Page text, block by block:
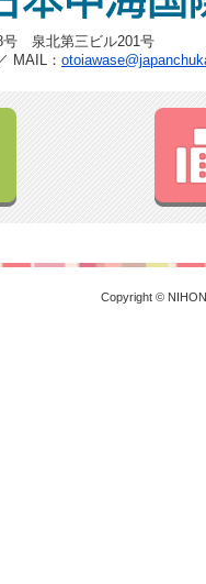
号 泉北第三ビル201号
MAIL：
Copyright ©